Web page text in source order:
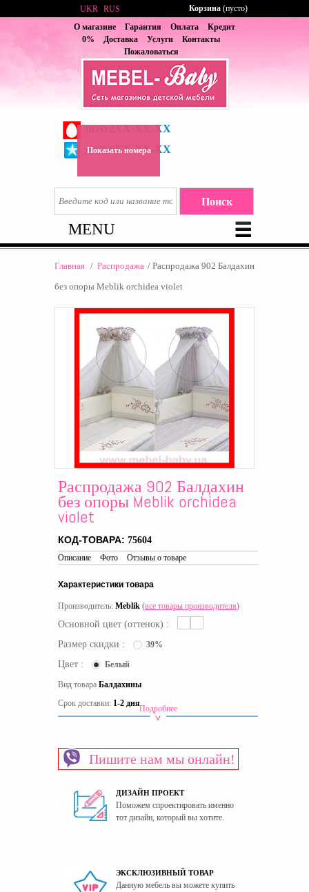
О магазине Гарантия Оплата
Кредит
0%
Доставка Услуги
Контакты
Пожаловаться
2XX-XX-XX
(067) 6XX-XX-XX
Показать номера
UKR RUS Корзина (пусто)
MENU
Главная / Распродажа / Распродажа 902 Балдахин
без опоры Meblik orchidea violet
Распродажа 902 Балдахин
без опоры Meblik orchidea
violet
КОД-ТОВАРА: 75604
Описание Фото Отзывы о товаре
Характеристики товара
Производитель: Meblik (все товары производителя)
Основной цвет (оттенок) :
Размер скидки :
39%
Цвет : Белый
Вид товара Балдахины
Срок доставки: 1-2 дня
Страна производитель Польша
Подробнее
Пишите нам мы онлайн!
ДИЗАЙН ПРОЕКТ
Поможем спроектировать именно
тот дизайн, который вы хотите.
ЭКСКЛЮЗИВНЫЙ ТОВАР
Данную мебель вы можете купить